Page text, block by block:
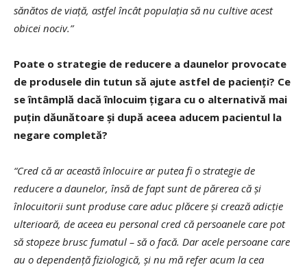
sănătos de viață, astfel încât populația să nu cultive acest
obicei nociv.”
Poate o strategie de reducere a daunelor provocate
de produsele din tutun să ajute astfel de pacienți? Ce
se întâmplă dacă înlocuim țigara cu o alternativă mai
puțin dăunătoare și după aceea aducem pacientul la
negare completă?
“Cred că ar această înlocuire ar putea fi o strategie de
reducere a daunelor, însă de fapt sunt de părerea că și
înlocuitorii sunt produse care aduc plăcere și crează adicție
ulterioară, de aceea eu personal cred că persoanele care pot
să stopeze brusc fumatul – să o facă. Dar acele persoane care
au o dependență fiziologică, și nu mă refer acum la cea